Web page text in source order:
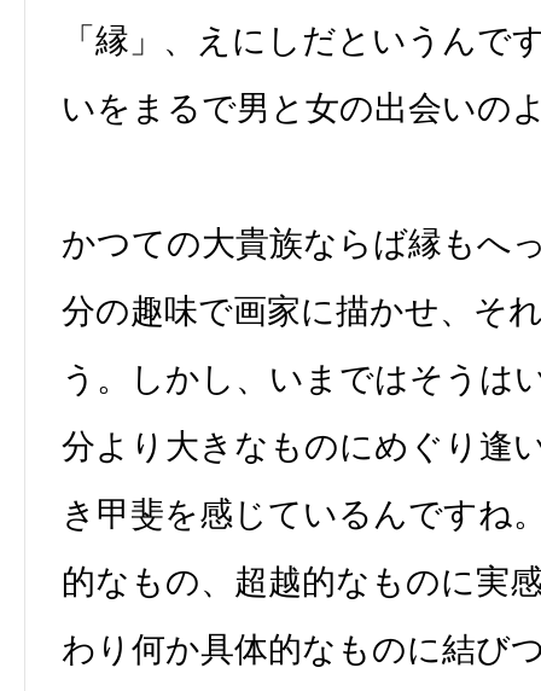
「縁」、えにしだというんで
いをまるで男と女の出会いの
かつての大貴族ならば縁もへ
分の趣味で画家に描かせ、そ
う。しかし、いまではそうは
分より大きなものにめぐり逢
き甲斐を感じているんですね
的なもの、超越的なものに実
わり何か具体的なものに結び